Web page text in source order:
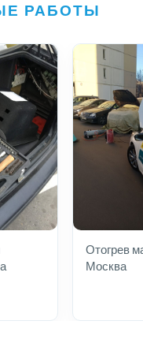
РАБОТЫ
Отогрев
Москва